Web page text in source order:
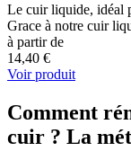
Le cuir liquide, idéal
Grace à notre cuir
à partir de
14,40 €
Voir produit
Comment
cuir ? La